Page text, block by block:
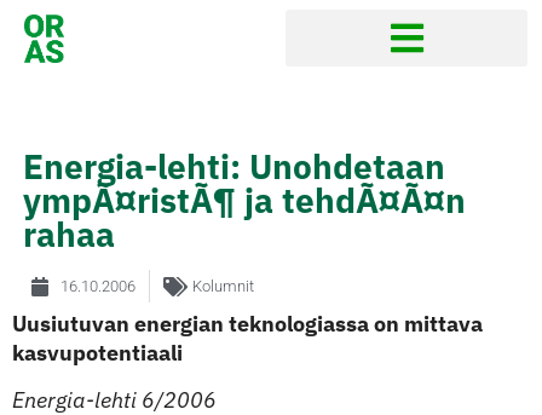
Energia-lehti: Unohdetaan
ympÃ¤ristÃ¶ ja tehdÃ¤Ã¤n
rahaa
16.10.2006 Kolumnit
Uusiutuvan energian teknologiassa on mittava
kasvupotentiaali
Energia-lehti 6/2006